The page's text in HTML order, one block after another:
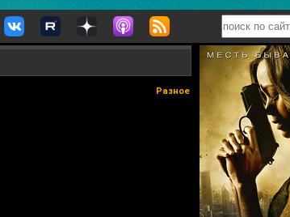
Разное